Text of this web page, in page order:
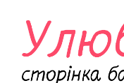
контенту